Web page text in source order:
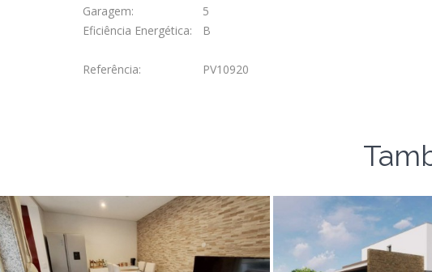
Garagem:
5
Eficiência Energética:
B
Referência: PV10920